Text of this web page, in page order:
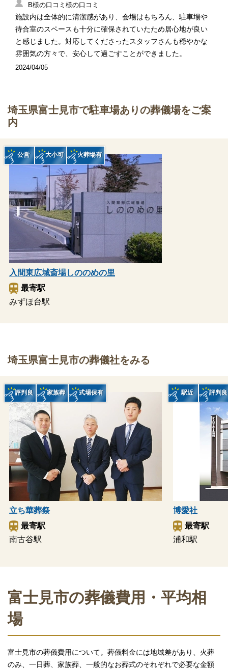
B様の口コミ様の口コミ
施設内は全体的に清潔感があり、会場はもちろん、駐車場や
待合室のスペースも十分に確保されていたため居心地が良い
と感じました。対応してくださったスタッフさんも穏やかな
雰囲気の方々で、安心して過ごすことができました。
2024/04/05
埼玉県富士見市で駐車場ありの葬儀場をご案
内
入間東広域斎場しののめの里
最寄駅
みずほ台駅
公営 大小可 火葬場有
埼玉県富士見市の葬儀社をみる
立ち華葬祭
最寄駅
南古谷駅
評判良 家族葬 式場保有
博愛社
最寄駅
浦和駅
駅近 評判良
富士見市の葬儀費用・平均相
場
富士見市の葬儀費用について。葬儀料金には地域差があり、火葬
のみ、一日葬、家族葬、一般的なお葬式のそれぞれで必要な金額